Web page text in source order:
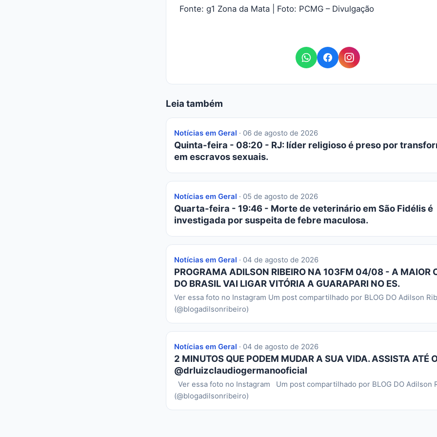
Fonte: g1 Zona da Mata | Foto: PCMG – Divulgação
Leia também
Notícias em Geral · 06 de agosto de 2026
Quinta-feira - 08:20 - RJ: líder religioso é preso por
em escravos sexuais.
Notícias em Geral · 05 de agosto de 2026
Quarta-feira - 19:46 - Morte de veterinário em São Fidélis é
investigada por suspeita de febre maculosa.
Notícias em Geral · 04 de agosto de 2026
PROGRAMA ADILSON RIBEIRO NA 103FM 04/08 - A MAIOR
DO BRASIL VAI LIGAR VITÓRIA A GUARAPARI NO ES.
Ver essa foto no Instagram Um post compartilhado por BLOG DO Adilson
(@blogadilsonribeiro)
Notícias em Geral · 04 de agosto de 2026
2 MINUTOS QUE PODEM MUDAR A SUA VIDA. ASSISTA ATÉ
@drluizclaudiogermanooficial
Ver essa foto no Instagram Um post compartilhado por BLOG DO Adilson
(@blogadilsonribeiro)